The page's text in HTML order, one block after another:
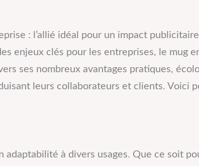
: l’allié idéal pour un impact
enjeux clés pour les entreprises, le mug
ses nombreux avantages pratiques,
leurs collaborateurs et clients. Voici
à divers usages. Que ce soit